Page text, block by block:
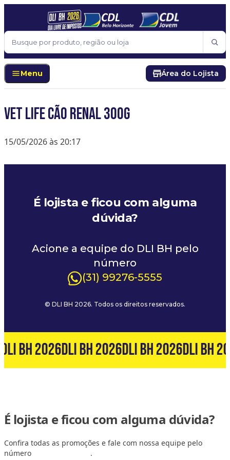
Pular para o conteúdo
Buscar
Menu Área do Lojista
Vet life cão Renal 300g
15/05/2026 às 20:17
É lojista e ficou com alguma
dúvida?
Acione a equipe do DLI BH pelo
número
(31) 99276-5555
© DLI BH 2026. Todos os direitos reservados.
BH 2026DLI BH 2026DLI BH 2026DLI BH
É lojista e ficou com alguma dúvida?
Confira todas as promoções e fale com nossa equipe pelo
número
.